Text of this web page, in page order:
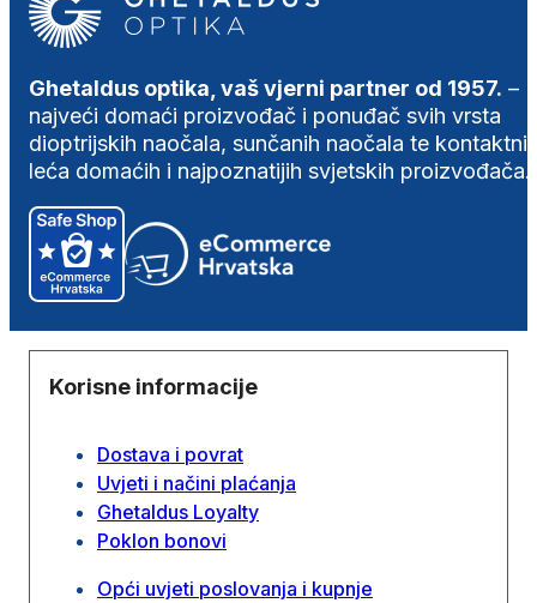
Ghetaldus optika, vaš vjerni partner od 1957. –
najveći domaći proizvođač i ponuđač svih vrsta
dioptrijskih naočala, sunčanih naočala te
leća domaćih i najpoznatijih svjetskih proizvođača.
Korisne informacije
Dostava i povrat
Uvjeti i načini plaćanja
Ghetaldus Loyalty
Poklon bonovi
Opći uvjeti poslovanja i kupnje